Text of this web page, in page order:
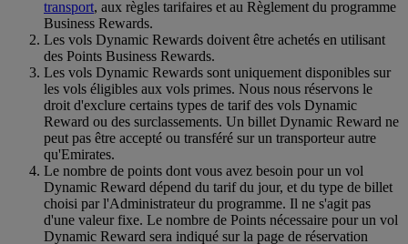
transport, aux règles tarifaires et au Règlement du programme
Business Rewards.
Les vols Dynamic Rewards doivent être achetés en utilisant
des Points Business Rewards.
Les vols Dynamic Rewards sont uniquement disponibles sur
les vols éligibles aux vols primes. Nous nous réservons le
droit d'exclure certains types de tarif des vols Dynamic
Reward ou des surclassements. Un billet Dynamic Reward ne
peut pas être accepté ou transféré sur un transporteur autre
qu'Emirates.
Le nombre de points dont vous avez besoin pour un vol
Dynamic Reward dépend du tarif du jour, et du type de billet
choisi par l'Administrateur du programme. Il ne s'agit pas
d'une valeur fixe. Le nombre de Points nécessaire pour un vol
Dynamic Reward sera indiqué sur la page de réservation